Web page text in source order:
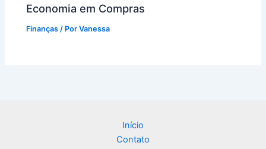
Economia em Compras
Finanças / PorVanessa
Início
Contato